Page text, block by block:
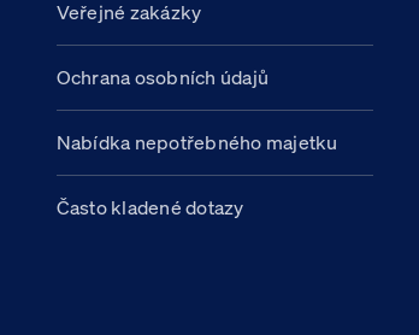
Veřejné zakázky
Ochrana osobních údajů
Nabídka nepotřebného majetku
Často kladené dotazy